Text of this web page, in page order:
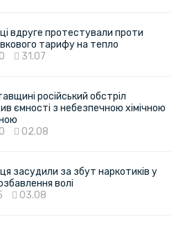
вдруге протестували проти
тарифу на тепло
31.07
російський обстріл
ємності з небезпечною хімічною
02.08
засудили за збут наркотиків у
волі
03.08